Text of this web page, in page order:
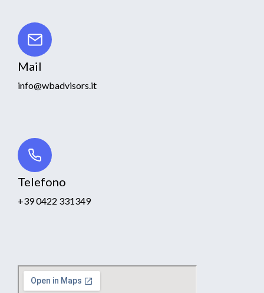
Mail
info@wbadvisors.it
Telefono
+39 0422 331349